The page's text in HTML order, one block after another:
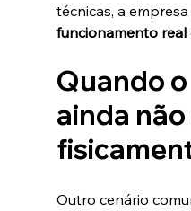
técnicas, a
funcionamento
Quando
ainda
Outro cenário